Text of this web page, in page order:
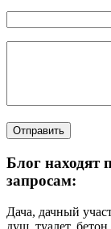
Отправить
Блог находят
запросам:
Дача, дачный
душ, туалет,